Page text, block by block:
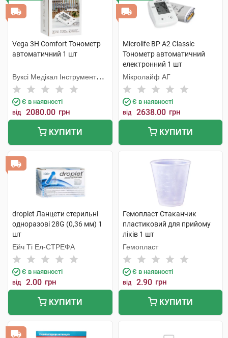
Vega 3H Comfort Тонометр
автоматичний 1 шт
Вуксі Медікал Інструмент
Фекторі
Є в наявності
від 2080.00 грн
КУПИТИ
Microlife BP A2 Classic
Тонометр автоматичний
електронний 1 шт
Мікролайф AГ
Є в наявності
від 2638.00 грн
КУПИТИ
droplet Ланцети стерильні
одноразові 28G (0,36 мм) 1
шт
Ейч Ті Ел-СТРЕФА
Є в наявності
від 2.00 грн
КУПИТИ
Гемопласт Стаканчик
пластиковий для прийому
ліків 1 шт
Гемопласт
Є в наявності
від 2.90 грн
КУПИТИ